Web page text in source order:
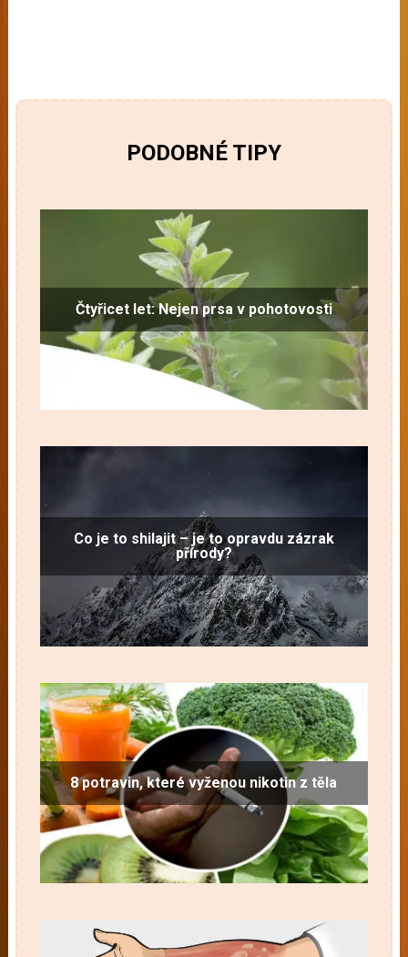
PODOBNÉ TIPY
Čtyřicet let: Nejen prsa v pohotovosti
Co je to shilajit – je to opravdu zázrak
přírody?
8 potravin, které vyženou nikotin z těla